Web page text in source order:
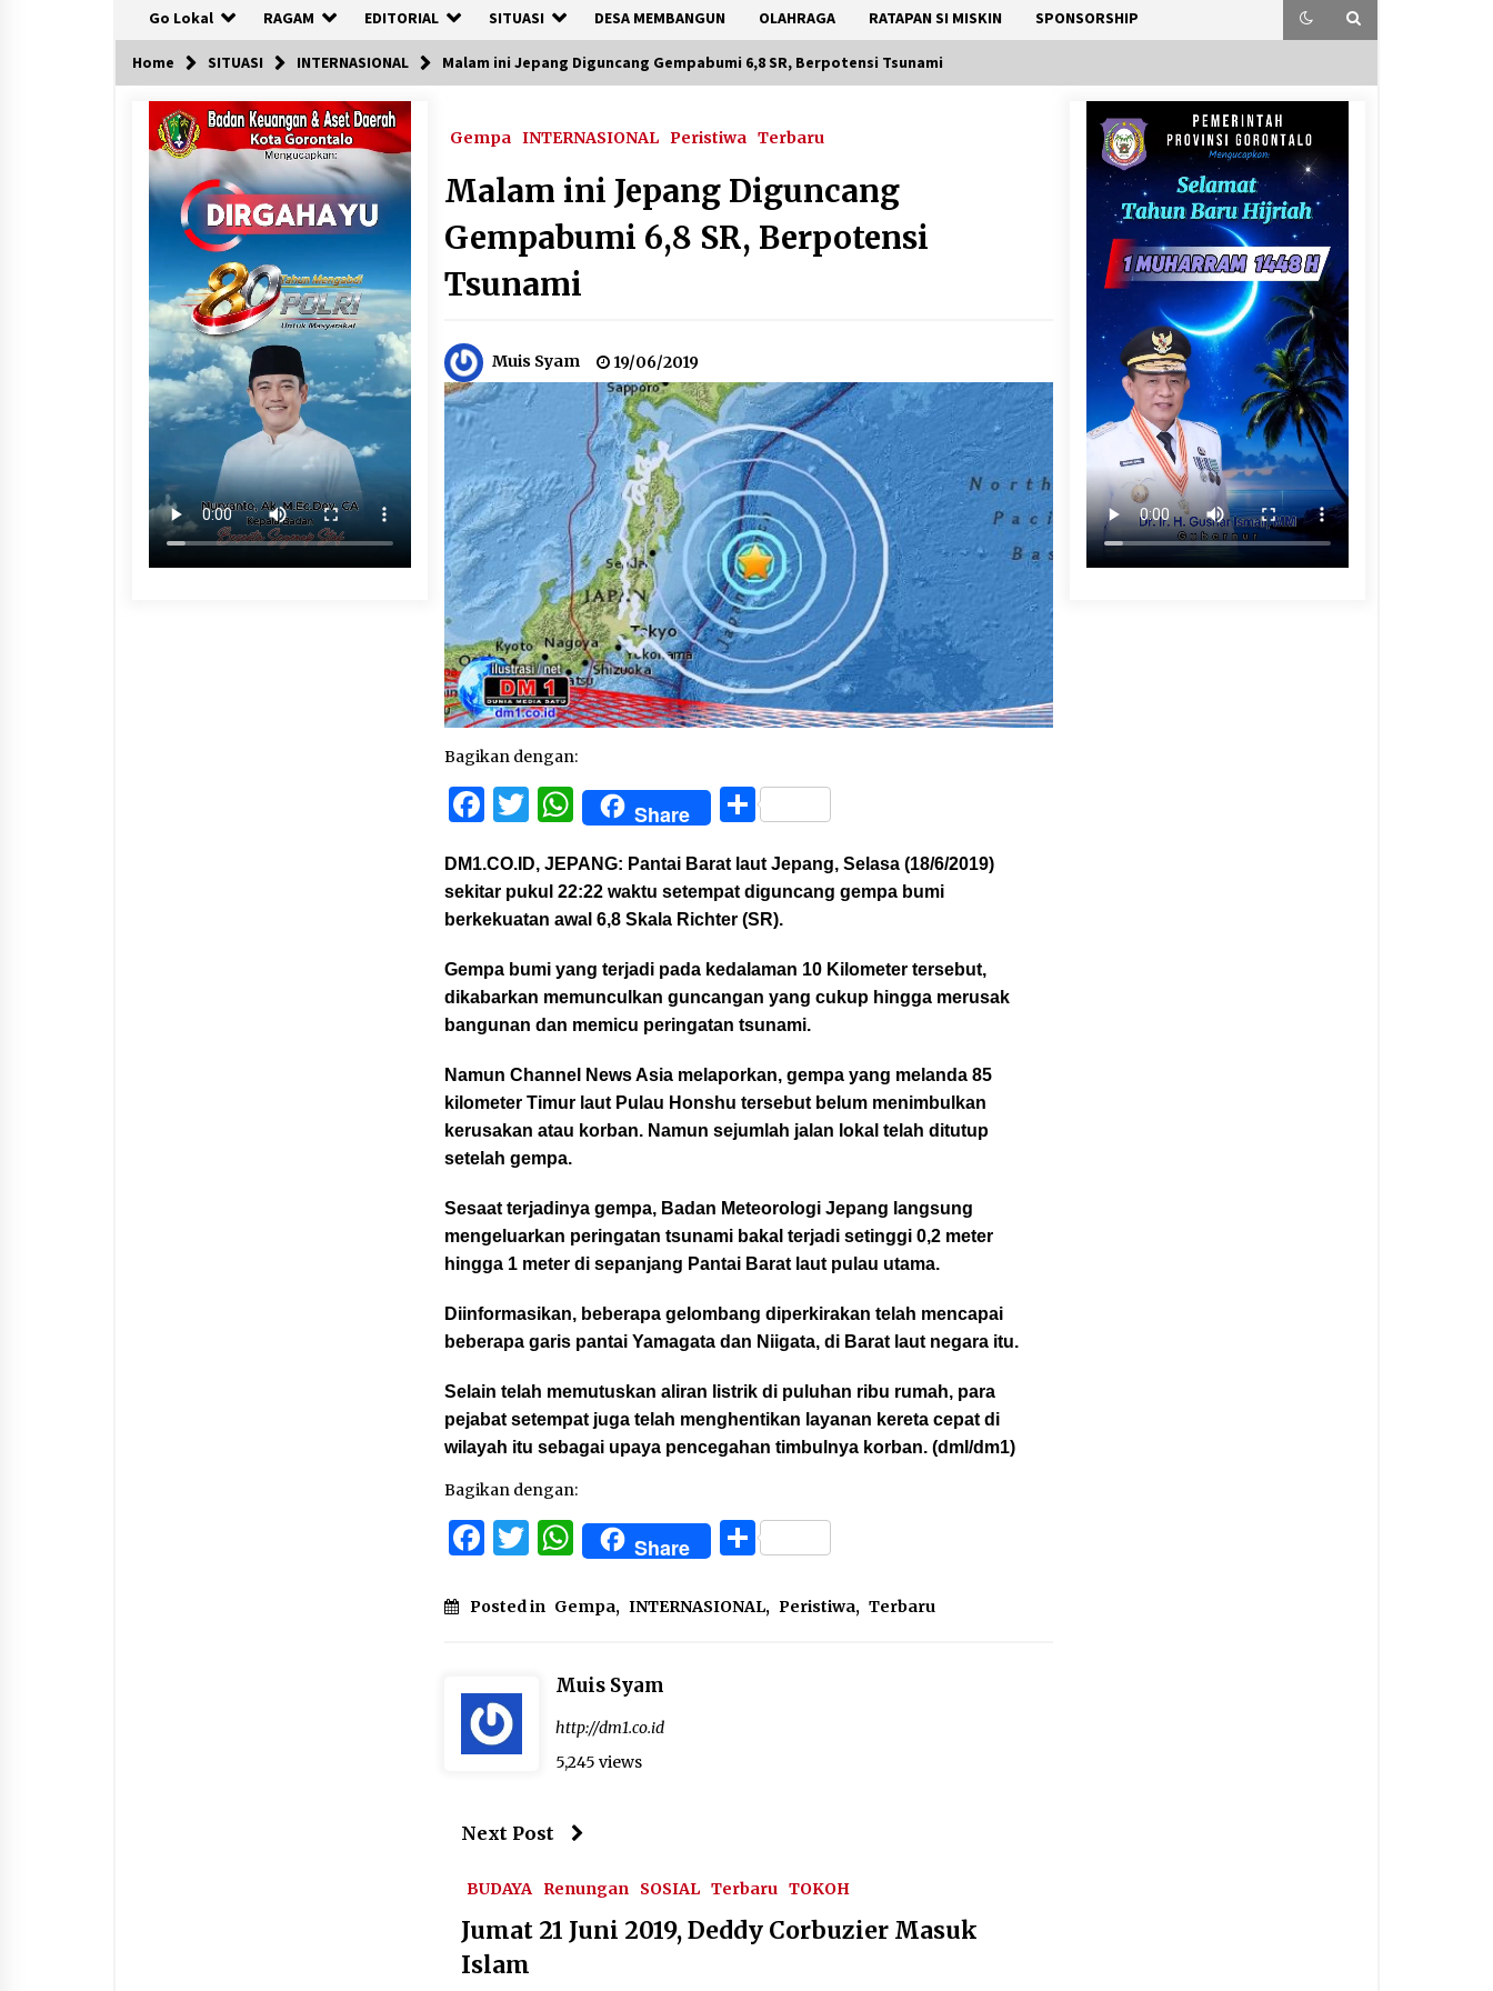
Go Lokal RAGAM EDITORIAL SITUASI DESA MEMBANGUN OLAHRAGA RATAPAN SI MISKIN SPONSORSHIP
Home SITUASI INTERNASIONAL Malam ini Jepang Diguncang Gempabumi 6,8 SR, Berpotensi Tsunami
Gempa INTERNASIONAL Peristiwa Terbaru
Malam ini Jepang Diguncang
Gempabumi 6,8 SR, Berpotensi
Tsunami
Muis Syam 19/06/2019
Bagikan dengan:
Facebook
Twitter
WhatsApp
Share Share
DM1.CO.ID, JEPANG: Pantai Barat laut Jepang, Selasa (18/6/2019)
sekitar pukul 22:22 waktu setempat diguncang gempa bumi
berkekuatan awal 6,8 Skala Richter (SR).
Gempa bumi yang terjadi pada kedalaman 10 Kilometer tersebut,
dikabarkan memunculkan guncangan yang cukup hingga merusak
bangunan dan memicu peringatan tsunami.
Namun Channel News Asia melaporkan, gempa yang melanda 85
kilometer Timur laut Pulau Honshu tersebut belum menimbulkan
kerusakan atau korban. Namun sejumlah jalan lokal telah ditutup
setelah gempa.
Sesaat terjadinya gempa, Badan Meteorologi Jepang langsung
mengeluarkan peringatan tsunami bakal terjadi setinggi 0,2 meter
hingga 1 meter di sepanjang Pantai Barat laut pulau utama.
Diinformasikan, beberapa gelombang diperkirakan telah mencapai
beberapa garis pantai Yamagata dan Niigata, di Barat laut negara itu.
Selain telah memutuskan aliran listrik di puluhan ribu rumah, para
pejabat setempat juga telah menghentikan layanan kereta cepat di
wilayah itu sebagai upaya pencegahan timbulnya korban. (dml/dm1)
Bagikan dengan:
Facebook
Twitter
WhatsApp
Share Share
Posted in Gempa, INTERNASIONAL, Peristiwa, Terbaru
Muis Syam
http://dm1.co.id
5,245 views
Next Post
BUDAYA Renungan SOSIAL Terbaru TOKOH
Jumat 21 Juni 2019, Deddy Corbuzier Masuk
Islam